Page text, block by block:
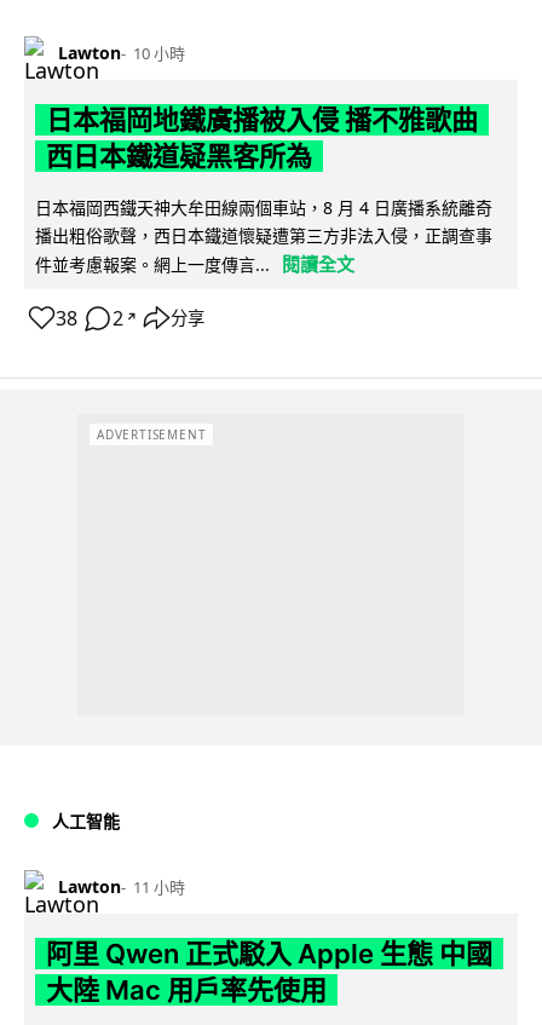
Lawton 10 小時
日本福岡地鐵廣播被入侵 播不雅歌曲
西日本鐵道疑黑客所為
日本福岡西鐵天神大牟田線兩個車站，8 月 4 日廣播系統離奇
播出粗俗歌聲，西日本鐵道懷疑遭第三方非法入侵，正調查事
件並考慮報案。網上一度傳言...
閱讀全文
38 2 ↗ 分享
ADVERTISEMENT
人工智能
Lawton 11 小時
阿里 Qwen 正式駁入 Apple 生態 中國
大陸 Mac 用戶率先使用